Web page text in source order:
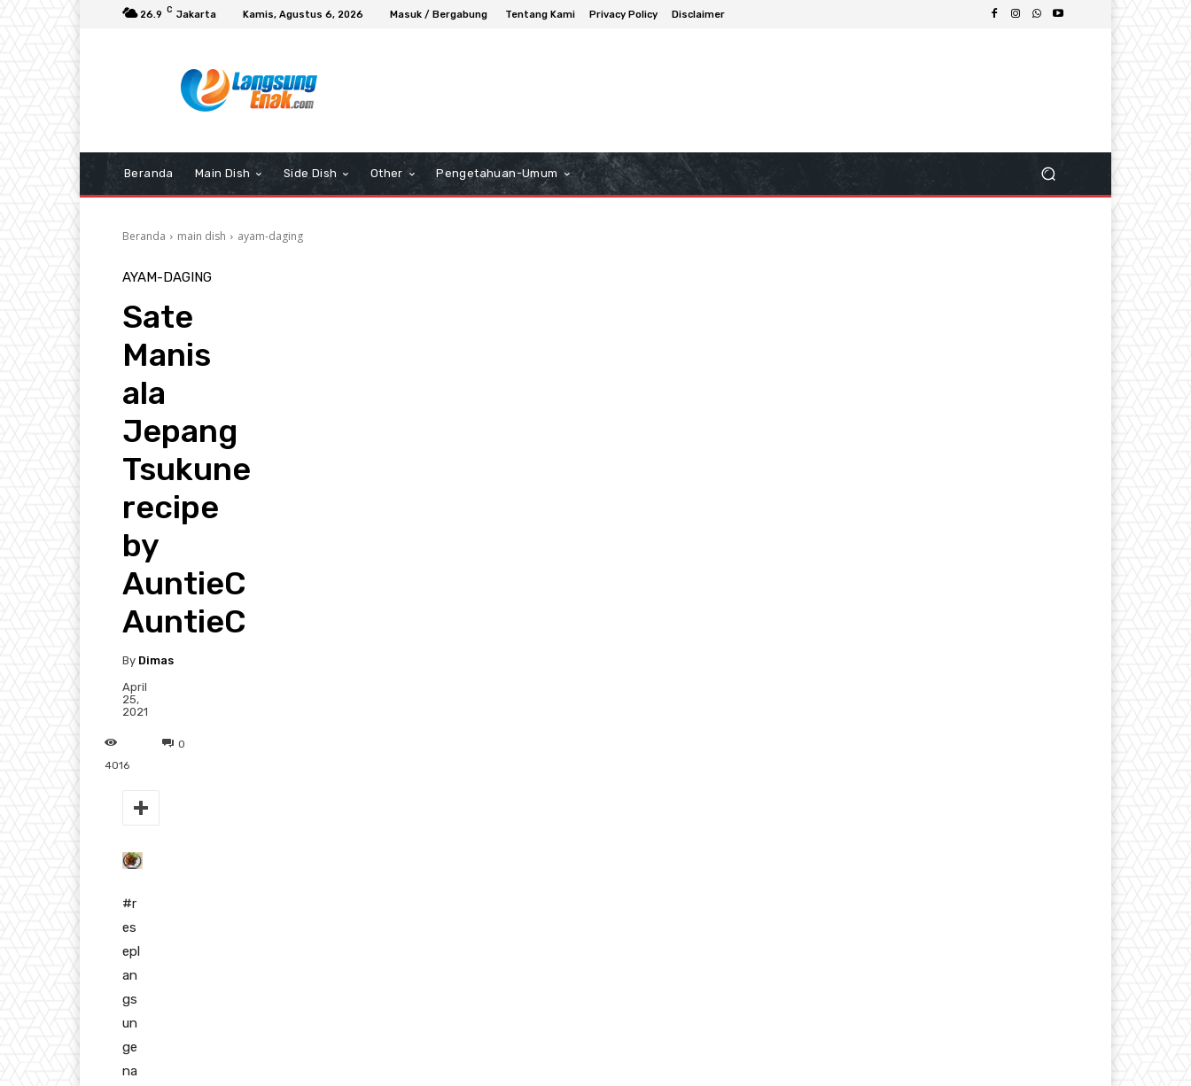
26.9 C Jakarta Kamis, Agustus 6, 2026 Masuk / Bergabung Tentang Kami Privacy Policy Disclaimer
Beranda Main Dish Side Dish Other Pengetahuan-Umum
Beranda main dish ayam-daging
AYAM-DAGING
Sate
Manis
ala
Jepang
Tsukune
recipe
by
AuntieC
AuntieC
By Dimas
April
25,
2021
0
4016
#r
es
epl
an
gs
un
ge
na